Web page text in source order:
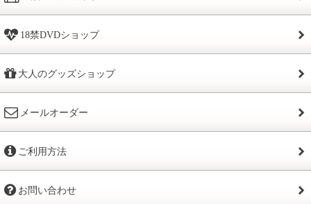
18禁DVDショップ
大人のグッズショップ
メールオーダー
ご利用方法
お問い合わせ